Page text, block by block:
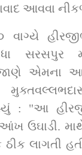
આવવા
વાગ્યે
સરસપુર
જાણે એમના
: "આ
ઉઘાડી.
ઠીક લાગતી